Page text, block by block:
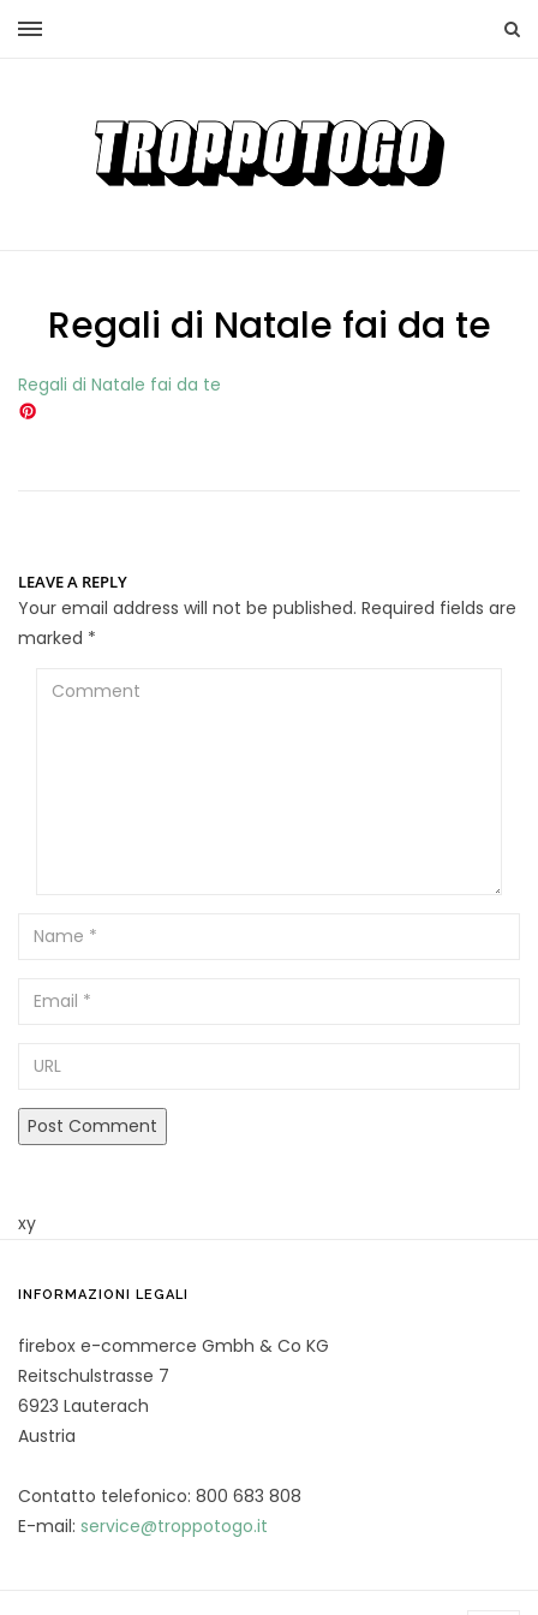
Regali di Natale fai da te
Regali di Natale fai da te
LEAVE A REPLY
Your email address will not be published. Required fields are
marked *
Comment
Name
Email
xy
INFORMAZIONI LEGALI
firebox e-commerce Gmbh & Co KG
Reitschulstrasse 7
6923 Lauterach
Austria
Contatto telefonico: 800 683 808
E-mail: service@troppotogo.it